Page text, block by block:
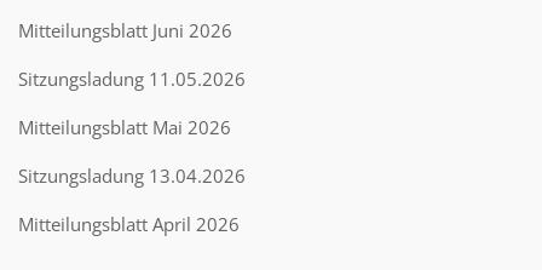
Mitteilungsblatt Juni 2026
Sitzungsladung 11.05.2026
Mitteilungsblatt Mai 2026
Sitzungsladung 13.04.2026
Mitteilungsblatt April 2026